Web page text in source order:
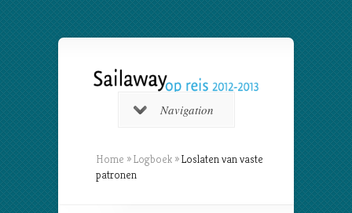
Navigation
Home »Logboek »Loslaten van vaste
patronen